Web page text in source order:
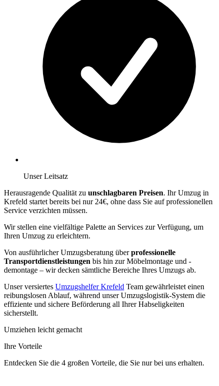
Unser Leitsatz
Herausragende Qualität zu unschlagbaren Preisen. Ihr Umzug in
Krefeld startet bereits bei nur 24€, ohne dass Sie auf professionellen
Service verzichten müssen.
Wir stellen eine vielfältige Palette an Services zur Verfügung, um
Ihren Umzug zu erleichtern.
Von ausführlicher Umzugsberatung überprofessionelle
Transportdienstleistungen bis hin zur Möbelmontage und -
demontage – wir decken sämtliche Bereiche Ihres Umzugs ab.
Unser versiertes Umzugshelfer Krefeld Team gewährleistet einen
reibungslosen Ablauf, während unser Umzugslogistik-System die
effiziente und sichere Beförderung all Ihrer Habseligkeiten
sicherstellt.
Umziehen leicht gemacht
Ihre Vorteile
Entdecken Sie die 4 großen Vorteile, die Sie nur bei uns erhalten.